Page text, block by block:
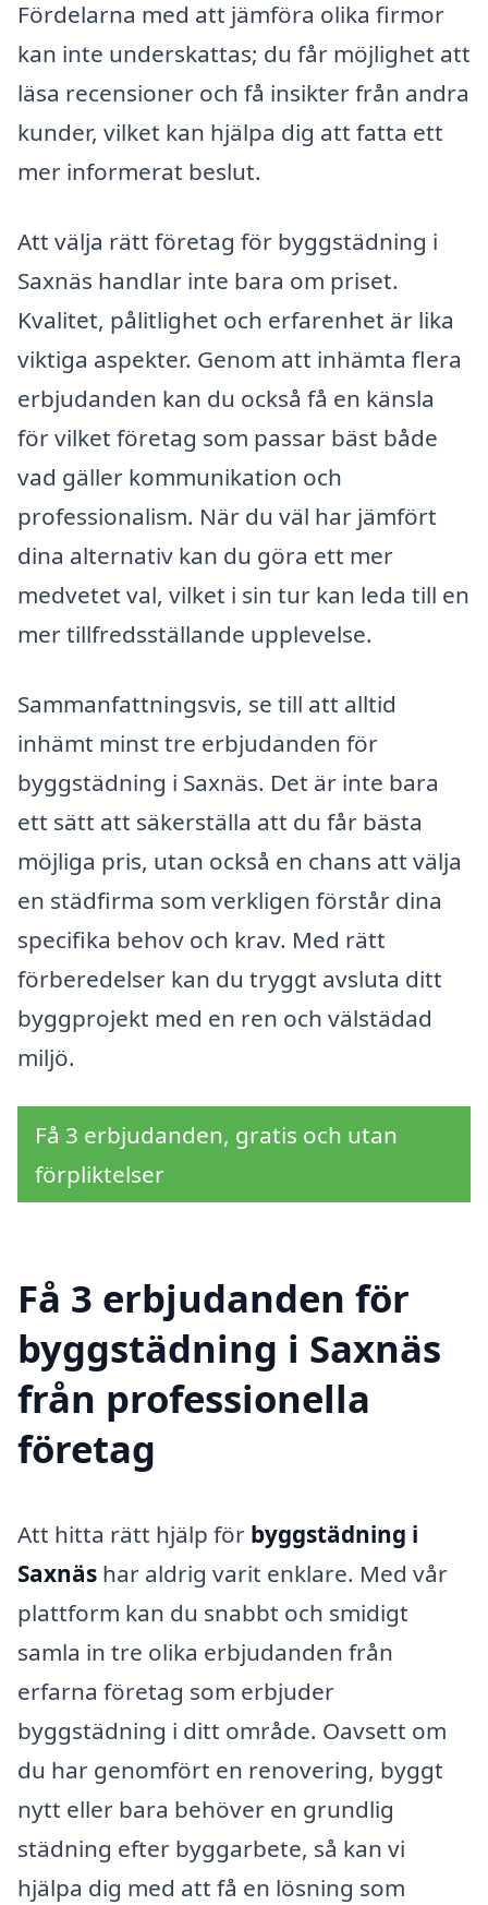
Fördelarna med att jämföra olika firmor
kan inte underskattas; du får möjlighet att
läsa recensioner och få insikter från andra
kunder, vilket kan hjälpa dig att fatta ett
mer informerat beslut.
Att välja rätt företag för byggstädning i
Saxnäs handlar inte bara om priset.
Kvalitet, pålitlighet och erfarenhet är lika
viktiga aspekter. Genom att inhämta flera
erbjudanden kan du också få en känsla
för vilket företag som passar bäst både
vad gäller kommunikation och
professionalism. När du väl har jämfört
dina alternativ kan du göra ett mer
medvetet val, vilket i sin tur kan leda till en
mer tillfredsställande upplevelse.
Sammanfattningsvis, se till att alltid
inhämt minst tre erbjudanden för
byggstädning i Saxnäs. Det är inte bara
ett sätt att säkerställa att du får bästa
möjliga pris, utan också en chans att välja
en städfirma som verkligen förstår dina
specifika behov och krav. Med rätt
förberedelser kan du tryggt avsluta ditt
byggprojekt med en ren och välstädad
miljö.
Få 3 erbjudanden, gratis och utan
förpliktelser
Få 3 erbjudanden för
byggstädning i Saxnäs
från professionella
företag
Att hitta rätt hjälp för byggstädning i
Saxnäs har aldrig varit enklare. Med vår
plattform kan du snabbt och smidigt
samla in tre olika erbjudanden från
erfarna företag som erbjuder
byggstädning i ditt område. Oavsett om
du har genomfört en renovering, byggt
nytt eller bara behöver en grundlig
städning efter byggarbete, så kan vi
hjälpa dig med att få en lösning som